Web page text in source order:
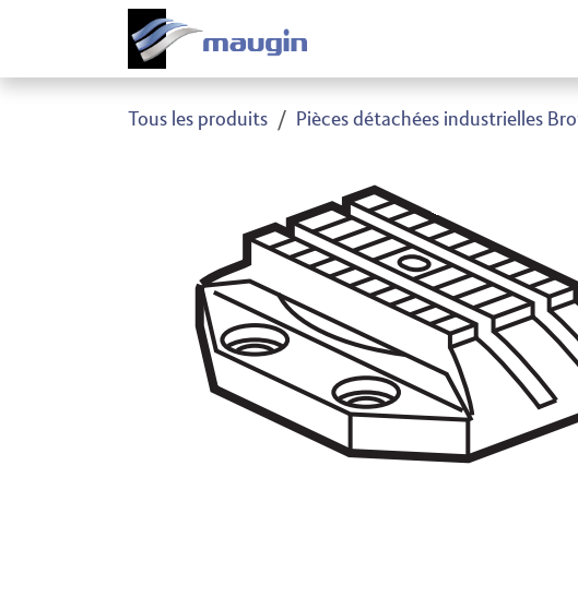
Se rendre au contenu
Tous les produits Pièces détachées industrielles